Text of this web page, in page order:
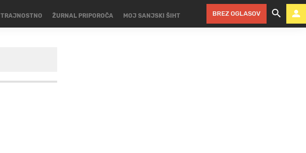
TRAJNOSTNO ŽURNAL PRIPOROČA MOJ SANJSKI ŠIHT BREZ OGLASOV